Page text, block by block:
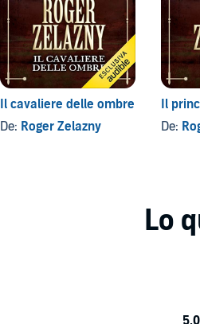
Il cavaliere delle ombre
De: Roger Zelazny
Il
De: